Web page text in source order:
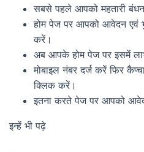
सबसे पहले आपको महतारी
होम पेज पर आपको आवेदन एवं
करें।
अब आपके होम पेज पर इसमें
मोबाइल नंबर दर्ज करें फिर
क्लिक करें।
इतना करते पेज पर आपको
इन्हें भी पढ़े